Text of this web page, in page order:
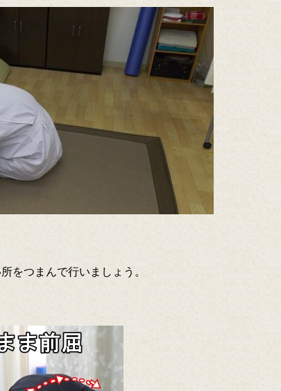
をつまんで行いましょう。